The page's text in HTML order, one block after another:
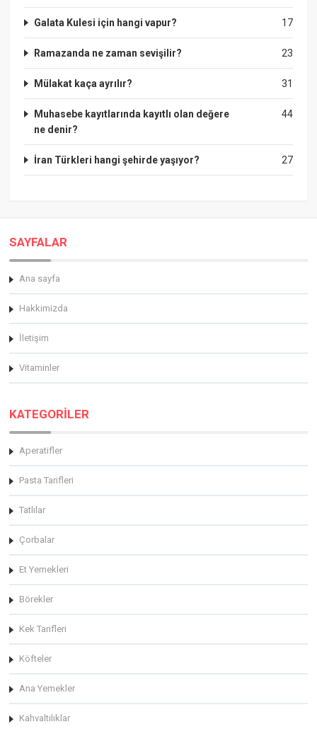
17
Galata Kulesi için hangi vapur?
23
Ramazanda ne zaman sevişilir?
31
Mülakat kaça ayrılır?
44
Muhasebe kayıtlarında kayıtlı olan değere
ne denir?
27
İran Türkleri hangi şehirde yaşıyor?
SAYFALAR
Ana sayfa
Hakkimizda
İletişim
Vitaminler
KATEGORİLER
Aperatifler
Pasta Tarifleri
Tatlılar
Çorbalar
Et Yemekleri
Börekler
Kek Tarifleri
Köfteler
Ana Yemekler
Kahvaltılıklar